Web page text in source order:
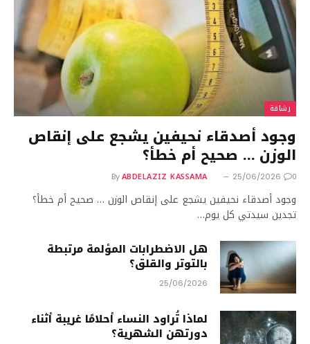
رشاقة
وجود أصدقاء نحيفين يشجع على إنقاص
الوزن … صحيح أم خطأ؟
By ABDELAZIZ KASSAMA 25/06/2026 0
وجود أصدقاء نحيفين يشجع على إنقاص الوزن … صحيح أم خطأ؟
تجدين سيدتي كل يوم…
هل الاضطرابات المؤلمة مرتبطة
بالتوتر والقلق؟
25/06/2026
لماذا تُراود النساء أحلامًا غريبة أثناء
دورتهن الشهرية؟